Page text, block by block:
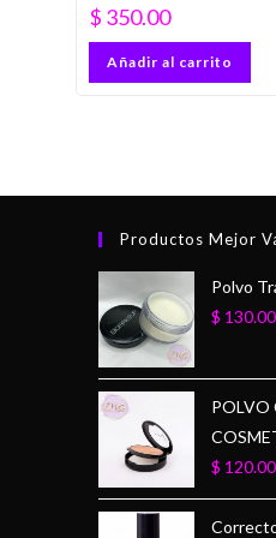
$ 350.00
Añadir al carrito
Productos Mejor
Polvo
$ 130.00
POLVO
$ 120.00